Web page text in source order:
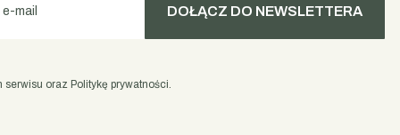
mail DOŁĄCZ DO NEWSLETTERA
oraz Politykę prywatności.